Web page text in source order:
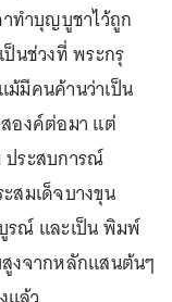
ทำบุญบูชาไว้ถูก
นช่วงที่ พระกรุ
มีคนค้านว่าเป็น
องค์ต่อมา แต่
ประสบการณ์
สมเด็จบางขุน
รณ์ และเป็น พิมพ์
งจากหลักแสนต้นๆ